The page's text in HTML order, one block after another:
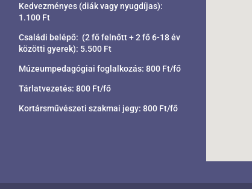
Kedvezményes (diák vagy nyugdíjas):
1.100 Ft
Családi belépő: (2 fő felnőtt + 2 fő 6-18 év
közötti gyerek): 5.500 Ft
Múzeumpedagógiai foglalkozás: 800 Ft/fő
Tárlatvezetés: 800 Ft/fő
Kortársművészeti szakmai jegy: 800 Ft/fő